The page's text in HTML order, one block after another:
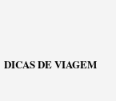
DICAS DE VIAGEM